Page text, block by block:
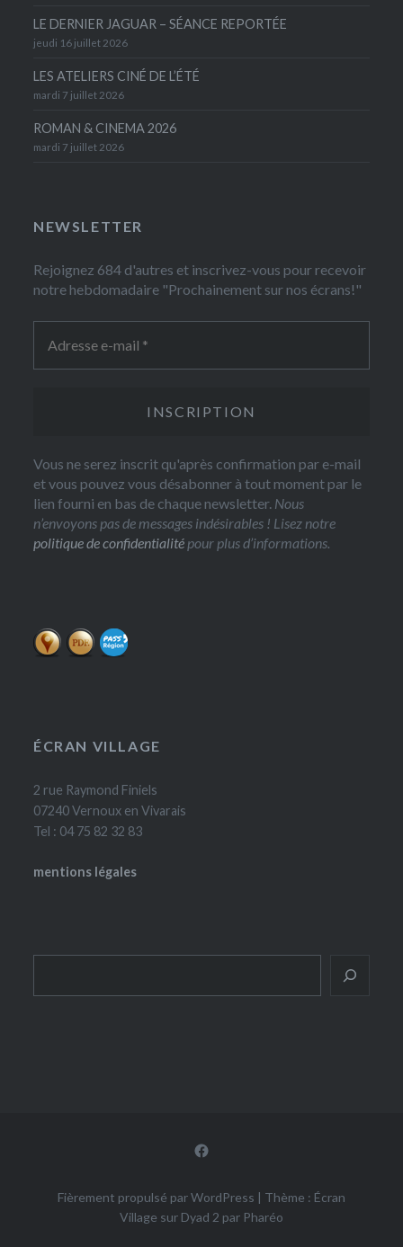
LE DERNIER JAGUAR – SÉANCE REPORTÉE
jeudi 16 juillet 2026
LES ATELIERS CINÉ DE L’ÉTÉ
mardi 7 juillet 2026
ROMAN & CINEMA 2026
mardi 7 juillet 2026
NEWSLETTER
Rejoignez 684 d'autres et inscrivez-vous pour recevoir
notre hebdomadaire "Prochainement sur nos écrans!"
Vous ne serez inscrit qu'après confirmation par e-mail
et vous pouvez vous désabonner à tout moment par le
lien fourni en bas de chaque newsletter. Nous
n’envoyons pas de messages indésirables ! Lisez notre
politique de confidentialité pour plus d’informations.
ÉCRAN VILLAGE
2 rue Raymond Finiels
07240 Vernoux en Vivarais
Tel : 04 75 82 32 83
mentions légales
Facebook
Fièrement propulsé par WordPress | Thème : Écran
Village sur Dyad 2 par Pharéo